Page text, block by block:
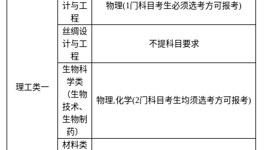
理工类一
计与工
程
物理(1门科目考生必须选考方可报考)
丝绸设
计与工
程
不提科目要求
生物科
学类
（生物
技术、
生物制
药）
物理,化学(2门科目考生均须选考方可报考)
材料类